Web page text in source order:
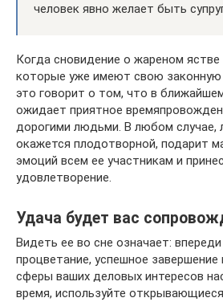
человек явно желает быть
Когда сновидение о жареном
которые уже имеют свою законную
это говорит о том, что в
ожидает приятное
дорогими людьми. В любом случае,
окажется плодотворной, подарит
эмоций всем ее участникам и
удовлетворение.
Удача будет вас
Видеть ее во сне означает:
процветание, успешное завершение
сферы ваших деловых интересов
время, используйте